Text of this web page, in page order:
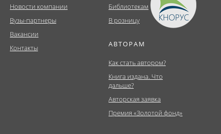
Новости компании
Вузы-партнеры
Вакансии
Контакты
Библиотекам
В розницу
АВТОРАМ
Как стать автором?
Книга издана. Что
дальше?
Авторская заявка
Премия «Золотой фонд»